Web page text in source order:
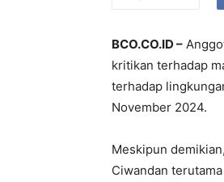
BCO.CO.ID –
kritikan terhadap
terhadap
November 2024.
Meskipun
Ciwandan